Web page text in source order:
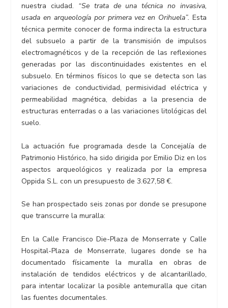
nuestra ciudad. “Se trata de una técnica no invasiva,
usada en arqueología por primera vez en Orihuela”. Esta
técnica permite conocer de forma indirecta la estructura
del subsuelo a partir de la transmisión de impulsos
electromagnéticos y de la recepción de las reflexiones
generadas por las discontinuidades existentes en el
subsuelo. En términos físicos lo que se detecta son las
variaciones de conductividad, permisividad eléctrica y
permeabilidad magnética, debidas a la presencia de
estructuras enterradas o a las variaciones litológicas del
suelo.
La actuación fue programada desde la Concejalía de
Patrimonio Histórico, ha sido dirigida por Emilio Diz en los
aspectos arqueológicos y realizada por la empresa
Oppida S.L. con un presupuesto de 3.627,58 €.
Se han prospectado seis zonas por donde se presupone
que transcurre la muralla:
En la Calle Francisco Die-Plaza de Monserrate y Calle
Hospital-Plaza de Monserrate, lugares donde se ha
documentado físicamente la muralla en obras de
instalación de tendidos eléctricos y de alcantarillado,
para intentar localizar la posible antemuralla que citan
las fuentes documentales.